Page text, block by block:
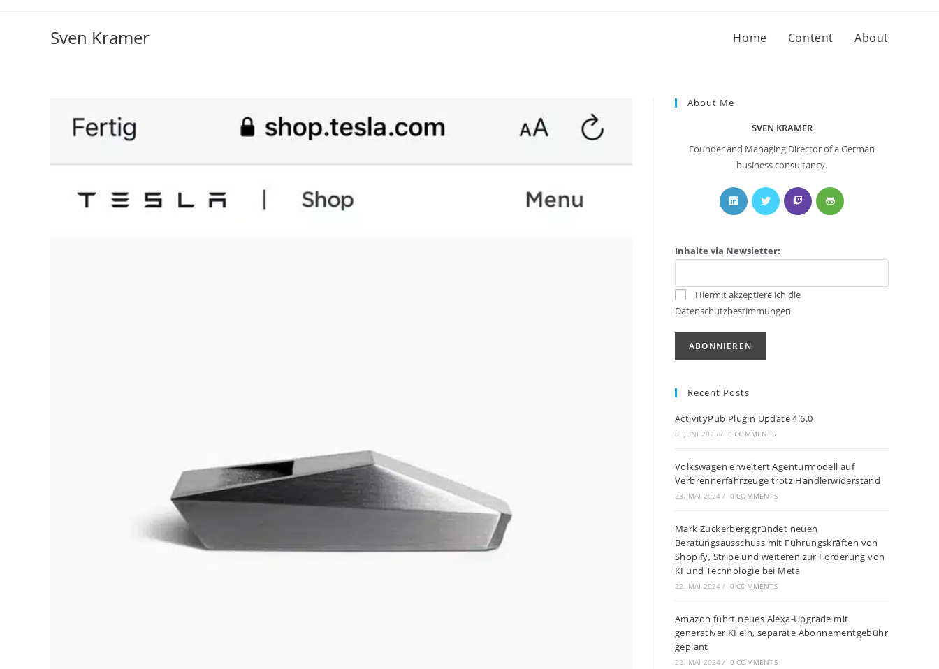
Sven Kramer Home Content About
About Me
SVEN KRAMER
Founder and Managing Director of a German
business consultancy.
Inhalte via Newsletter:
Hiermit akzeptiere ich die
Datenschutzbestimmungen
Recent Posts
ActivityPub Plugin Update 4.6.0
8. JUNI 2025 / 0 COMMENTS
Volkswagen erweitert Agenturmodell auf
Verbrennerfahrzeuge trotz Händlerwiderstand
23. MAI 2024 / 0 COMMENTS
Mark Zuckerberg gründet neuen
Beratungsausschuss mit Führungskräften von
Shopify, Stripe und weiteren zur Förderung von
KI und Technologie bei Meta
22. MAI 2024 / 0 COMMENTS
Amazon führt neues Alexa-Upgrade mit
generativer KI ein, separate Abonnementgebühr
geplant
22. MAI 2024 / 0 COMMENTS